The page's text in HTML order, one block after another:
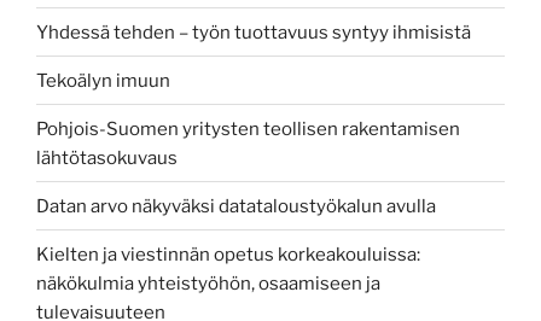
Yhdessä tehden – työn tuottavuus syntyy ihmisistä
Tekoälyn imuun
Pohjois-Suomen yritysten teollisen rakentamisen
lähtötasokuvaus
Datan arvo näkyväksi datataloustyökalun avulla
Kielten ja viestinnän opetus korkeakouluissa:
näkökulmia yhteistyöhön, osaamiseen ja
tulevaisuuteen